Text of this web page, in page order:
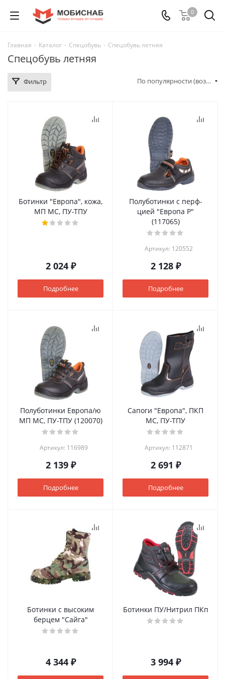
0
Главная - Каталог - Спецобувь - Спецобувь летняя
Спецобувь летняя
Фильтр По популярности (возрастание)
Ботинки "Европа", кожа,
МП МС, ПУ-ТПУ
2 024 ₽
Подробнее
Полуботинки с перф-
цией "Европа Р"
(117065)
Артикул: 120552
2 128 ₽
Подробнее
Полуботинки Европа/ю
МП МС, ПУ-ТПУ (120070)
Артикул: 116989
2 139 ₽
Подробнее
Сапоги "Европа", ПКП
МС, ПУ-ТПУ
Артикул: 112871
2 691 ₽
Подробнее
Ботинки с высоким
берцем "Сайга"
4 344 ₽
Ботинки ПУ/Нитрил ПКп
3 994 ₽